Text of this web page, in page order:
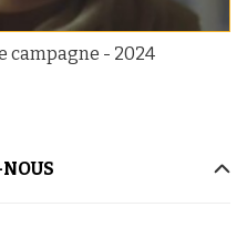
campagne - 2024